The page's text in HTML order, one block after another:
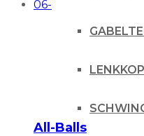
All-Balls